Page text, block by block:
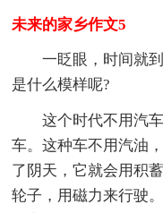
未来的家乡作文5
一眨眼，时间就
是什么模样呢?
这个时代不用汽
车。这种车不用汽油
了阴天，它就会用积
轮子，用磁力来行驶